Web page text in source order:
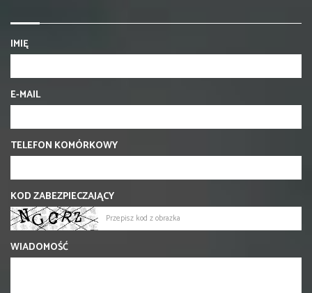
IMIĘ
E-MAIL
TELEFON KOMÓRKOWY
KOD ZABEZPIECZAJĄCY
WIADOMOŚĆ